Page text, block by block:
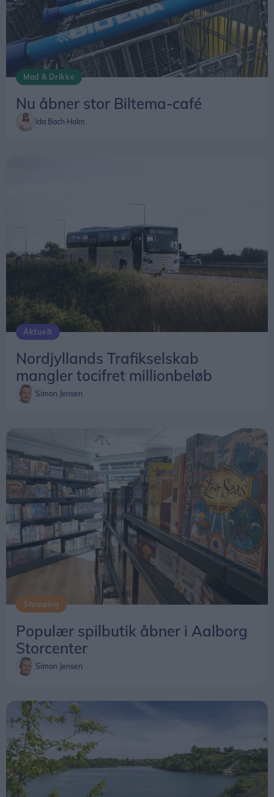
Mad & Drikke
Nu åbner stor Biltema-café
Ida Bach Holm
Aktuelt
Nordjyllands Trafikselskab
mangler tocifret millionbeløb
Simon Jensen
Shopping
Populær spilbutik åbner i Aalborg
Storcenter
Simon Jensen